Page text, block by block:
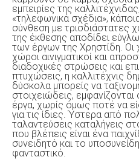
εμπειρίες της
«τηλεφωνικά σχέδια»,
σύνθεση με τρισδιάστατες
της έκθεσης αποδίδει
των έργων της Χρηστίδη. Οι
χώροι αινιγματικοί και
διαδοχικές στρώσεις και
πτυχώσεις, η καλλιτέχνις
δύσκολα μπορείς να
στοιχειώδεις,
έργα, χωρίς όμως ποτέ να
για τις ίδιες. Ύστερα από
ταλαντεύσεις καταλήγεις
που βλέπεις είναι ένα
συνειδητό και το
φανταστικό.